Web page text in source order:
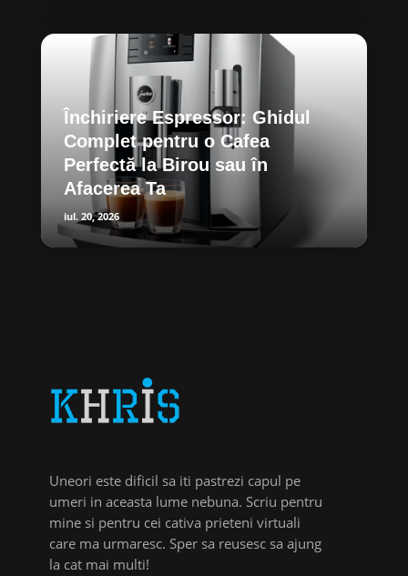
Închiriere Espressor: Ghidul
Complet pentru o Cafea
Perfectă la Birou sau în
Afacerea Ta
iul. 20, 2026
Uneori este dificil sa iti pastrezi capul pe
umeri in aceasta lume nebuna. Scriu pentru
mine si pentru cei cativa prieteni virtuali
care ma urmaresc. Sper sa reusesc sa ajung
la cat mai multi!